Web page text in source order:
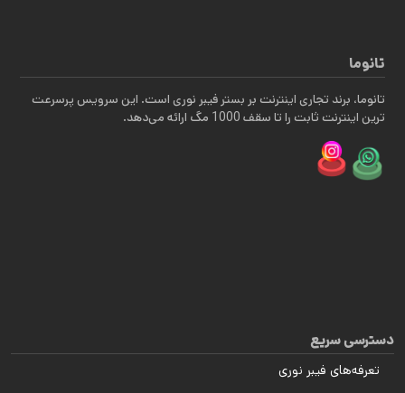
تانوما
تانوما، برند تجاری اینترنت بر بستر فیبر نوری است. این سرویس پرسرعت
ترین اینترنت ثابت را تا سقف 1000 مگ ارائه می‌دهد.
دسترسی سریع
تعرفه‌های فیبر نوری